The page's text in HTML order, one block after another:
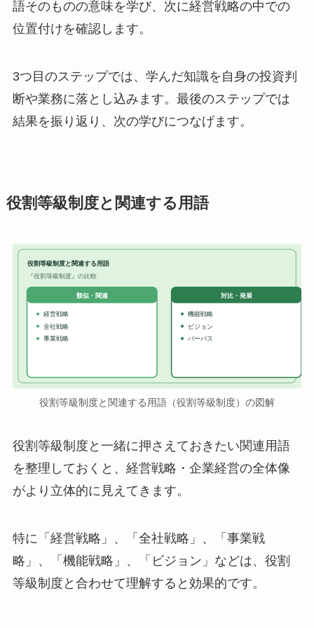
語そのものの意味を学び、次に経営戦略の中での
位置付けを確認します。
3つ目のステップでは、学んだ知識を自身の投資判
断や業務に落とし込みます。最後のステップでは
結果を振り返り、次の学びにつなげます。
役割等級制度と関連する用語
役割等級制度と関連する用語
『役割等級制度』の比較
類似・関連
経営戦略
全社戦略
事業戦略
対比・発展
機能戦略
ビジョン
パーパス
役割等級制度と関連する用語（役割等級制度）の図解
役割等級制度と一緒に押さえておきたい関連用語
を整理しておくと、経営戦略・企業経営の全体像
がより立体的に見えてきます。
特に「経営戦略」、「全社戦略」、「事業戦
略」、「機能戦略」、「ビジョン」などは、役割
等級制度と合わせて理解すると効果的です。